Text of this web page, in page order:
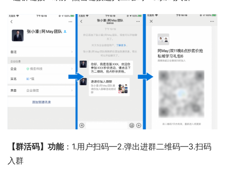
【群活码】功能：1.用户扫码—2.弹出进群二维码—3.扫码
入群